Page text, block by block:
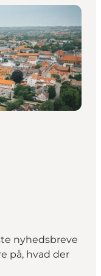
nyhedsbreve
på, hvad der